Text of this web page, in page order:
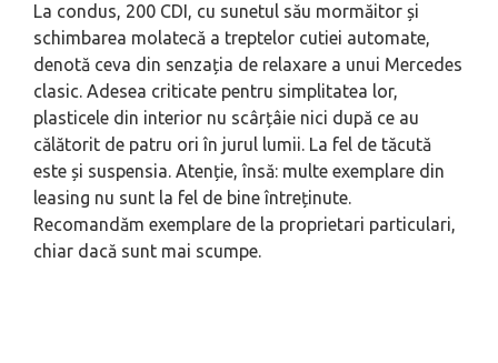
La condus, 200 CDI, cu sunetul său mormăitor și
schimbarea molatecă a treptelor cutiei automate,
denotă ceva din senzația de relaxare a unui Mercedes
clasic. Adesea criticate pentru simplitatea lor,
plasticele din interior nu scârțâie nici după ce au
călătorit de patru ori în jurul lumii. La fel de tăcută
este și suspensia. Atenție, însă: multe exemplare din
leasing nu sunt la fel de bine întreținute.
Recomandăm exemplare de la proprietari particulari,
chiar dacă sunt mai scumpe.